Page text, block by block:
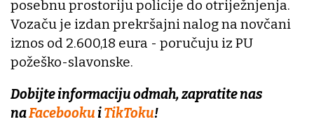
posebnu prostoriju policije do otriježnjenja.
Vozaču je izdan prekršajni nalog na novčani
iznos od 2.600,18 eura - poručuju iz PU
požeško-slavonske.
Dobijte informaciju odmah, zapratite nas
naFacebookuiTikToku!